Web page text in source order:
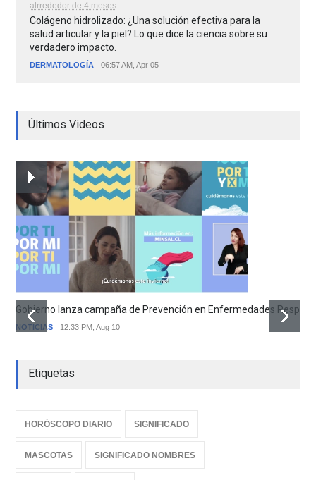
alrrededor de 4 meses
Colágeno hidrolizado: ¿Una solución efectiva para la
salud articular y la piel? Lo que dice la ciencia sobre su
verdadero impacto.
DERMATOLOGÍA 06:57 AM, Apr 05
Últimos Videos
Gobierno lanza campaña de Prevención en Enfermedades
NOTICIAS 12:33 PM, Aug 10
Etiquetas
HORÓSCOPO DIARIO SIGNIFICADO
MASCOTAS SIGNIFICADO NOMBRES